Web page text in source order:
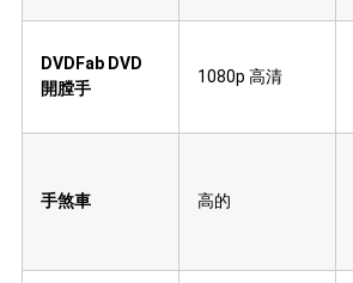
DVDFab DVD
開膛手
1080p 高清
手煞車 高的